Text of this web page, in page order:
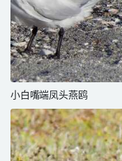
小白嘴端凤头燕鸥